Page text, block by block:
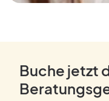
Buche jetzt